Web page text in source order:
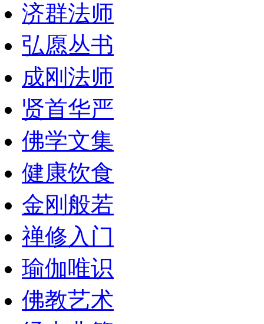
济群法师
弘愿丛书
成刚法师
贤首华严
佛学文集
健康饮食
金刚般若
禅修入门
瑜伽唯识
佛教艺术